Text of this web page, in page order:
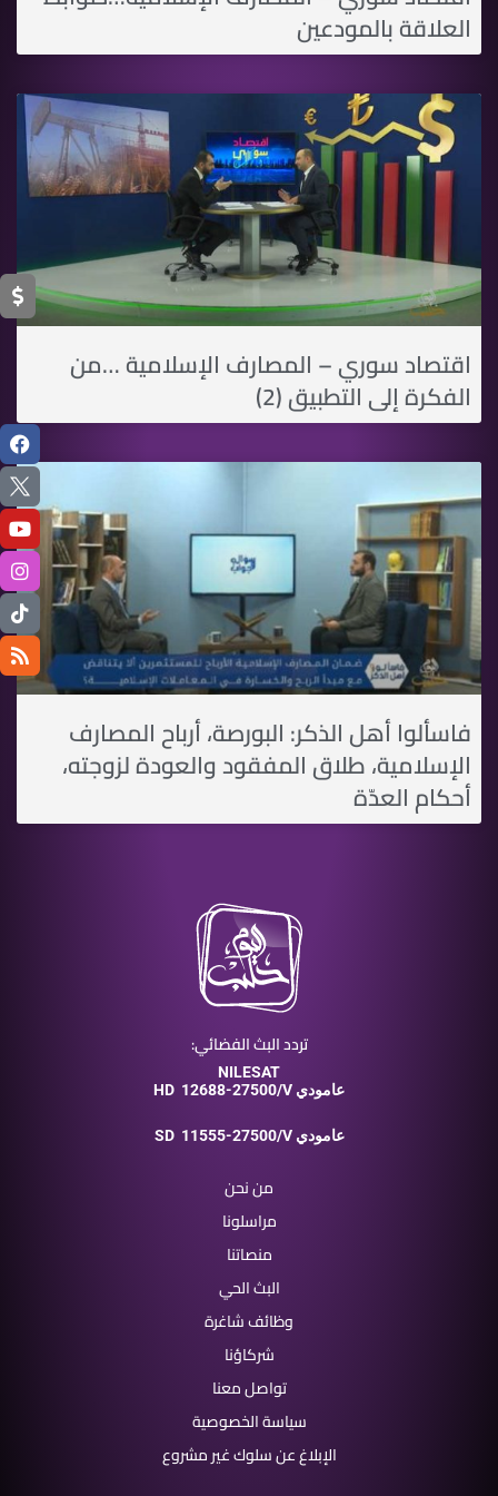
العلاقة بالمودعين
اقتصاد سوري – المصارف الإسلامية …من
الفكرة إلى التطبيق (2)
فاسألوا أهل الذكر: البورصة، أرباح المصارف
الإسلامية، طلاق المفقود والعودة لزوجته،
أحكام العدّة
تردد البث الفضائي:
NILESAT
HD
12688-27500/V عامودي
SD 11555-27500/V عامودي
من نحن
مراسلونا
منصاتنا
البث الحي
وظائف شاغرة
شركاؤنا
تواصل معنا
سياسة الخصوصية
الإبلاغ عن سلوك غير مشروع